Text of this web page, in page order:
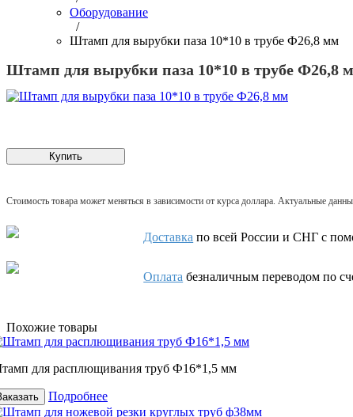
Оборудование
/
Штамп для вырубки паза 10*10 в трубе Ф26,8 мм
Штамп для вырубки паза 10*10 в трубе Ф26,8
Купить
Стоимость товара может меняться в зависимости от курса доллара. Актуальные
Доставка по всей России и СНГ с
Оплата безналичным переводом по
Похожие товары
для расплющивания труб Ф16*1,5 мм
Подробнее